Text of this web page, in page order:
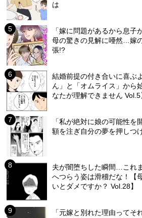
は
「嫁に問題があるから息子
母の驚きの見解に唖然…嫁
張!?
結婚前提の付き合いに喜ぶ
ん」と「オムライス」から
なたが理解できません Vol.5
「私が絶対に娘の可能性
額を注ぎ自分の夢を押しつ
夫が闇堕ちした瞬間…これ
へつらう姿は滑稽だな！【
いとダメですか？ Vol.28】
「元嫁と別れた理由ってそ